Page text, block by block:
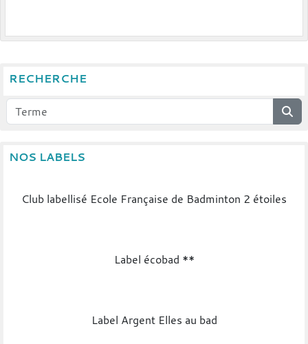
RECHERCHE
NOS LABELS
Club labellisé Ecole Française de Badminton 2 étoiles
Label écobad **
Label Argent Elles au bad